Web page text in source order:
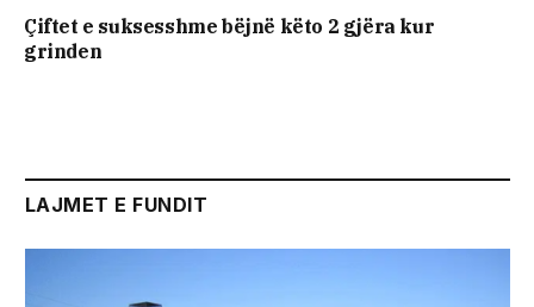
Çiftet e suksesshme bëjnë këto 2 gjëra kur
grinden
LAJMET E FUNDIT